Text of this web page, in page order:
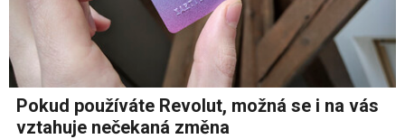
Pokud používáte Revolut, možná se i na vás
vztahuje nečekaná změna